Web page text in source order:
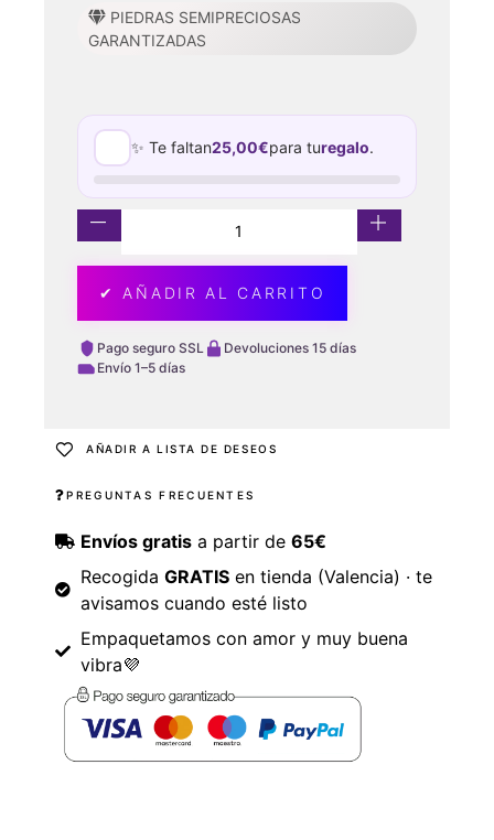
PIEDRAS SEMIPRECIOSAS
GARANTIZADAS
✨ Te faltan25,00€para turegalo.
✔ AÑADIR AL CARRITO
Pago seguro SSL
Devoluciones 15 días
Envío 1–5 días
AÑADIR A LISTA DE DESEOS
PREGUNTAS FRECUENTES
Envíos gratisa partir de 65€
Recogida GRATISen tienda (Valencia) · te
avisamos cuando esté listo
Empaquetamos con amor y muy buena
vibra💜